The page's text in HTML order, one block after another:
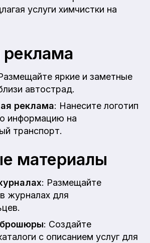
услуги химчистки на
реклама
яркие и заметные
автострад.
реклама: Нанесите логотип
информацию на
транспорт.
материалы
: Размещайте
журналах для
брошюры: Создайте
с описанием услуг для